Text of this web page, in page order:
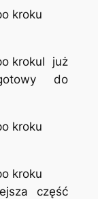
I już
do
część